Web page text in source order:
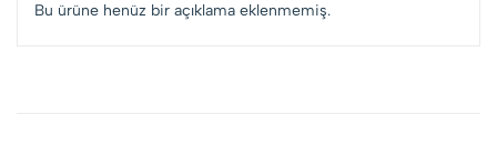
Bu ürüne henüz bir açıklama eklenmemiş.